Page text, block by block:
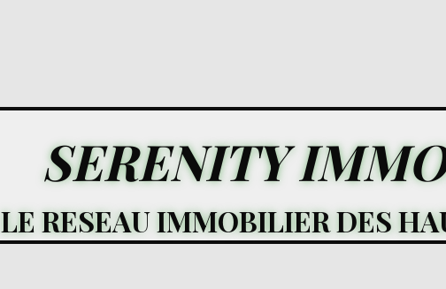
SERENITY
LE RESEAU IMMOBILIER DES